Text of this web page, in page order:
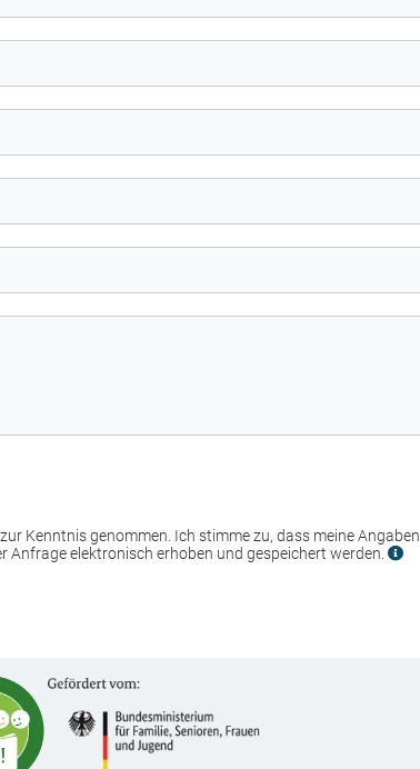
Kenntnis genommen. Ich stimme zu, dass meine Angaben
Anfrage elektronisch erhoben und gespeichert werden.